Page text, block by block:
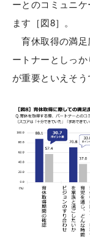
ーとのコミュニ
ます［図8］。
育休取得の満足
ートナーとしっ
が重要といえそう